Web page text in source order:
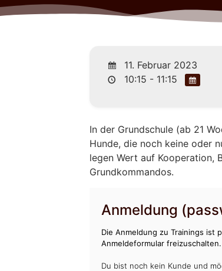
11. Februar 2023
10:15 - 11:15
In der Grundschule (ab 21
Hunde, die noch keine oder
legen Wert auf Kooperation,
Grundkommandos.
Anmeldung
Die Anmeldung zu Trainings ist
Anmeldeformular freizuschalten.
Du bist noch kein Kunde und